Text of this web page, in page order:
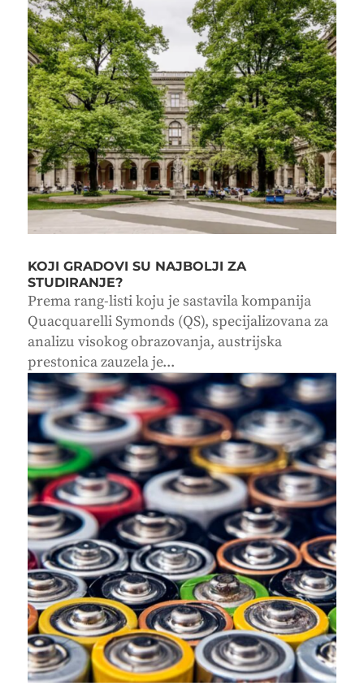
KOJI GRADOVI SU NAJBOLJI ZA
STUDIRANJE?
Prema rang-listi koju je sastavila kompanija
Quacquarelli Symonds (QS), specijalizovana za
analizu visokog obrazovanja, austrijska
prestonica zauzela je...